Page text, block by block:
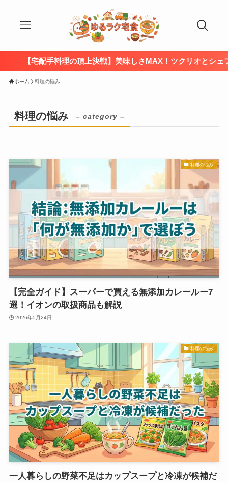
配手料理の頂上決戦】美味しさMAX！ツクリオとシェフの無添
ホーム 料理の悩み
料理の悩み – category –
料理の悩み
【完全ガイド】スーパーで買える無添加カレールー7
選！イオンの取扱商品も解説
2026年5月24日
料理の悩み
一人暮らしの野菜不足はカップスープと冷凍が候補だ